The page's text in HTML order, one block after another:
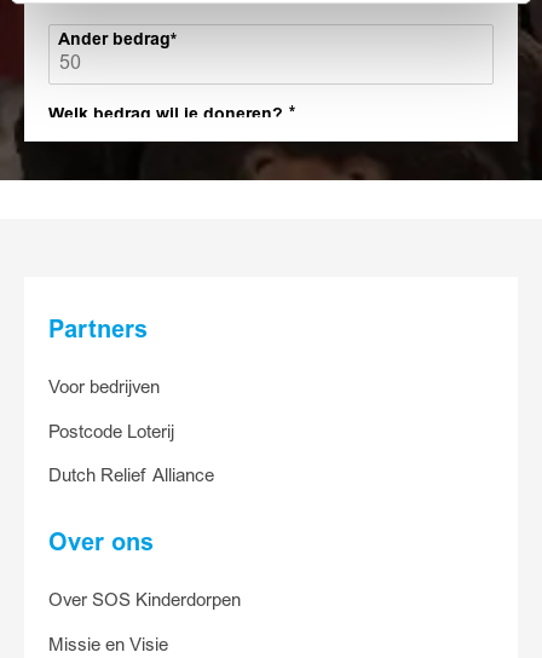
Ander bedrag
Welk bedrag wil je doneren?
30 15
Ander bedrag
Partners
Voor bedrijven
Postcode Loterij
Dutch Relief Alliance
Over ons
Over SOS Kinderdorpen
Missie en Visie